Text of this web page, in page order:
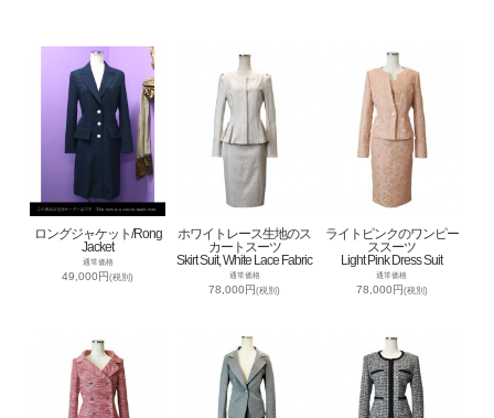
ロングジャケット/Rong
Jacket
通常価格
49,000円(税別)
ホワイトレース生地のス
カートスーツ
Skirt Suit, White Lace Fabric
通常価格
78,000円(税別)
ライトピンクのワンピー
ススーツ
Light Pink Dress Suit
通常価格
78,000円(税別)